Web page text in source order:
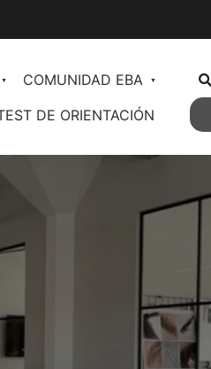
Organización de Espacios
Estilos Decorativos 2
Decoración de Interiores
Personal Styling
COMUNIDAD EBA
DE ORIENTACIÓN